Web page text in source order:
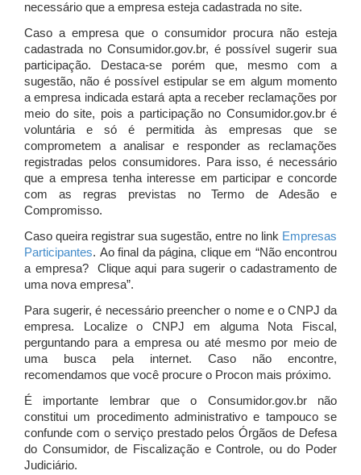
necessário que a empresa esteja cadastrada no site.
Caso a empresa que o consumidor procura não esteja
cadastrada no Consumidor.gov.br, é possível sugerir sua
participação. Destaca-se porém que, mesmo com a
sugestão, não é possível estipular se em algum momento
a empresa indicada estará apta a receber reclamações por
meio do site, pois a participação no Consumidor.gov.br é
voluntária e só é permitida às empresas que se
comprometem a analisar e responder as reclamações
registradas pelos consumidores. Para isso, é necessário
que a empresa tenha interesse em participar e concorde
com as regras previstas no Termo de Adesão e
Compromisso.
Caso queira registrar sua sugestão, entre no link Empresas
Participantes. Ao final da página, clique em “Não encontrou
a empresa? Clique aqui para sugerir o cadastramento de
uma nova empresa”.
Para sugerir, é necessário preencher o nome e o CNPJ da
empresa. Localize o CNPJ em alguma Nota Fiscal,
perguntando para a empresa ou até mesmo por meio de
uma busca pela internet. Caso não encontre,
recomendamos que você procure o Procon mais próximo.
É importante lembrar que o Consumidor.gov.br não
constitui um procedimento administrativo e tampouco se
confunde com o serviço prestado pelos Órgãos de Defesa
do Consumidor, de Fiscalização e Controle, ou do Poder
Judiciário.